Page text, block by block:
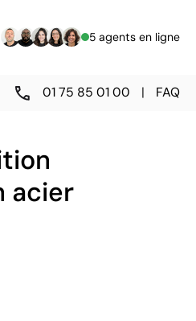
5 agents en ligne
01 75 85 01 00 | FAQ
acier